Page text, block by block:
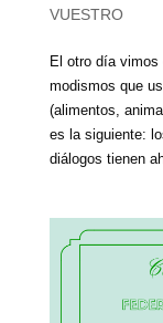
VUESTRO
El otro día
modismos que
(alimentos,
es la siguiente:
diálogos tienen